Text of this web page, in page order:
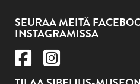
SEURAA MEITÄ
INSTAGRAMISSA